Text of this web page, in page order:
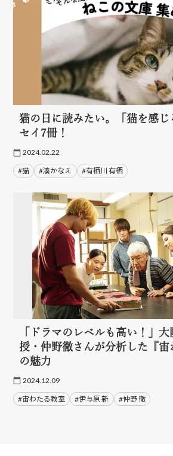
猫の日に読みたい。「猫を感じ
セイ7冊！
2024.02.22
#猫 #湊かなえ #有栖川 有栖
「ドラマのレベルも高い！」
授・仲野徹さんが分析した『宙
の魅力
2024.12.09
#宙わたる教室 #伊与原 新 #仲野 徹